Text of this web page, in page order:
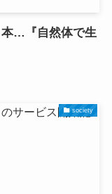
本…『自然体で生
society